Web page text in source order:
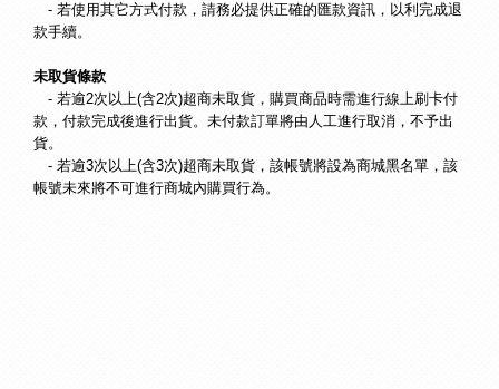
- 若使用其它方式付款，請務必提供正確的匯款資訊，以利完成退
款手續。
未取貨條款
- 若逾2次以上(含2次)超商未取貨，購買商品時需進行線上刷卡付
款，付款完成後進行出貨。未付款訂單將由人工進行取消，不予出
貨。
- 若逾3次以上(含3次)超商未取貨，該帳號將設為商城黑名單，該
帳號未來將不可進行商城內購買行為。